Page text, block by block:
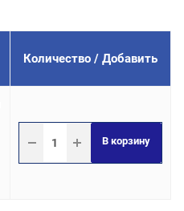
Количество / Добавить
В корзину